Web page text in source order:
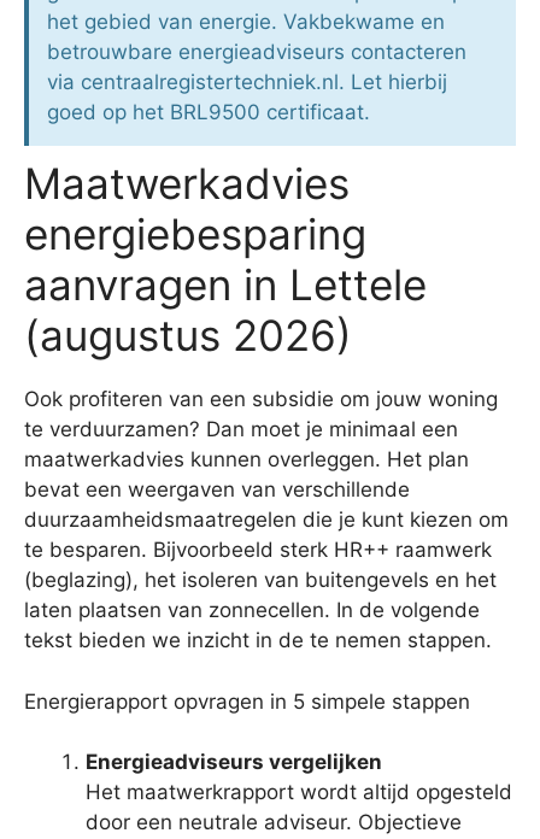
het gebied van energie. Vakbekwame en
betrouwbare energieadviseurs contacteren
via centraalregistertechniek.nl. Let hierbij
goed op het BRL9500 certificaat.
Maatwerkadvies
energiebesparing
aanvragen in Lettele
(augustus 2026)
Ook profiteren van een subsidie om jouw woning
te verduurzamen? Dan moet je minimaal een
maatwerkadvies kunnen overleggen. Het plan
bevat een weergaven van verschillende
duurzaamheidsmaatregelen die je kunt kiezen om
te besparen. Bijvoorbeeld sterk HR++ raamwerk
(beglazing), het isoleren van buitengevels en het
laten plaatsen van zonnecellen. In de volgende
tekst bieden we inzicht in de te nemen stappen.
Energierapport opvragen in 5 simpele stappen
Energieadviseurs vergelijken
Het maatwerkrapport wordt altijd opgesteld
door een neutrale adviseur. Objectieve